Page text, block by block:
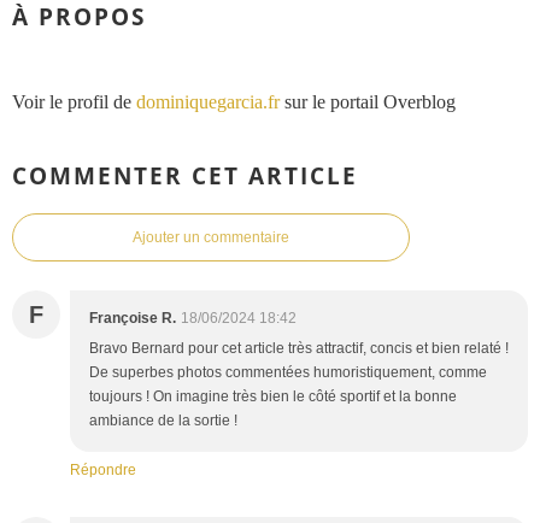
À PROPOS
Voir le profil de dominiquegarcia.frsur le portail Overblog
COMMENTER CET ARTICLE
Ajouter un commentaire
F Françoise R. 18/06/2024 18:42
Bravo Bernard pour cet article très attractif, concis et bien relaté !
De superbes photos commentées humoristiquement, comme
toujours ! On imagine très bien le côté sportif et la bonne
ambiance de la sortie !
Répondre